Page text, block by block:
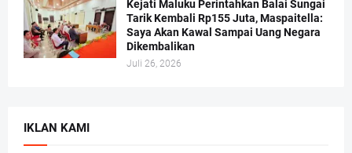
Kejati Maluku Perintahkan Balai Sungai
Tarik Kembali Rp155 Juta, Maspaitella:
Saya Akan Kawal Sampai Uang Negara
Dikembalikan
Juli 26, 2026
IKLAN KAMI